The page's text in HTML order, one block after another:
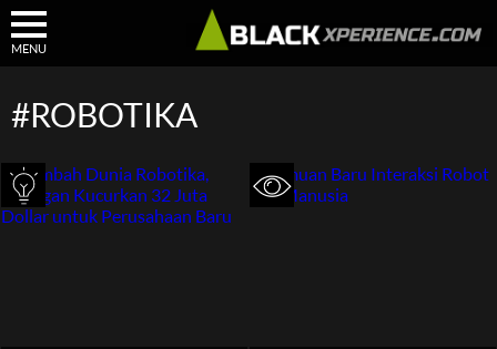
MENU
#ROBOTIKA